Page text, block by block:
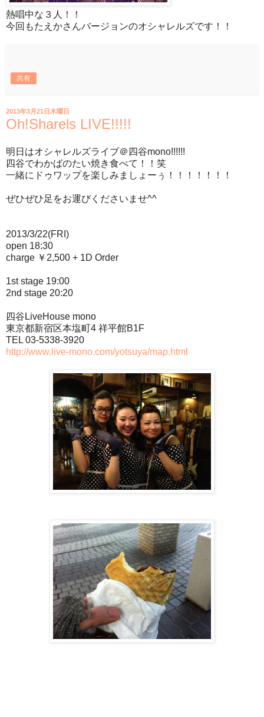
熱唱中な３人！！
今回もたえかさんバージョンのオシャレルズです！！
共有
2013年3月21日木曜日
Oh!Sharels LIVE!!!!!
明日はオシャレルズライブ＠四谷mono!!!!!!
四谷でわかばのたい焼き食べて！！笑
一緒にドゥワップを楽しみましょーぅ！！！！！！！
ぜひぜひ足をお運びくださいませ^^
2013/3/22(FRI)
open 18:30
charge ￥2,500 + 1D Order
1st stage 19:00
2nd stage 20:20
四谷LiveHouse mono
東京都新宿区本塩町4 祥平館B1F
TEL 03-5338-3920
http://www.live-mono.com/yotsuya/map.html